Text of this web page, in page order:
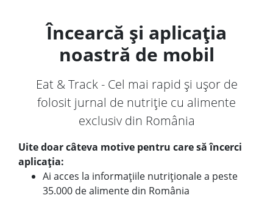
Încearcă și aplicația
noastră de mobil
Eat & Track - Cel mai rapid și ușor de
folosit jurnal de nutriție cu alimente
exclusiv din România
Uite doar câteva motive pentru care să încerci
aplicația:
Ai acces la informațiile nutriționale a peste
35.000 de alimente din România